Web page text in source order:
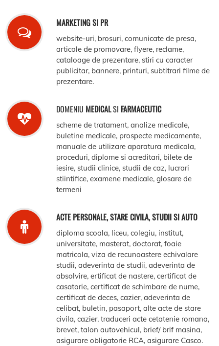
MARKETING SI PR
website-uri, brosuri, comunicate de presa,
articole de promovare, flyere, reclame,
cataloage de prezentare, stiri cu caracter
publicitar, bannere, printuri, subtitrari filme de
prezentare.
DOMENIU MEDICALSI FARMACEUTIC
scheme de tratament, analize medicale,
buletine medicale, prospecte medicamente,
manuale de utilizare aparatura medicala,
proceduri, diplome si acreditari, bilete de
iesire, studii clinice, studii de caz, lucrari
stiintifice, examene medicale, glosare de
termeni
ACTE PERSONALE, STARE CIVILA, STUDII SI AUTO
diploma scoala, liceu, colegiu, institut,
universitate, masterat, doctorat, foaie
matricola, viza de recunoastere echivalare
studii, adeverinta de studii, adeverinta de
absolvire, ertificat de nastere, certificat de
casatorie, certificat de schimbare de nume,
certificat de deces, cazier, adeverinta de
celibat, buletin, pasaport, alte acte de stare
civila, cazier, traduceri acte cetatenie romana,
brevet, talon autovehicul, brief/ brif masina,
asigurare obligatorie RCA, asigurare Casco.